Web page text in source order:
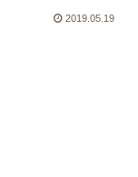
2019.05.19